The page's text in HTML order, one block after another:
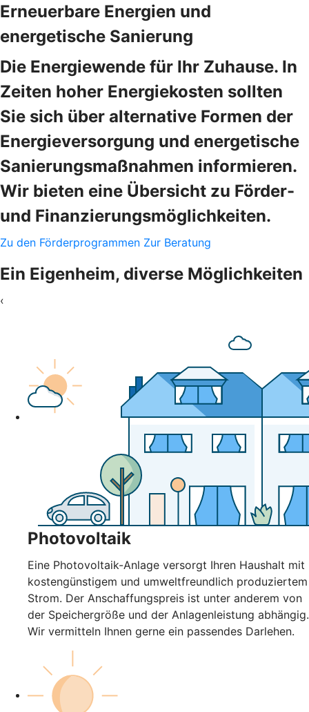
Erneuerbare Energien und
energetische Sanierung
Die Energiewende für Ihr Zuhause. In
Zeiten hoher Energiekosten sollten
Sie sich über alternative Formen der
Energieversorgung und energetische
Sanierungsmaßnahmen informieren.
Wir bieten eine Übersicht zu Förder-
und Finanzierungsmöglichkeiten.
Zu den Förderprogrammen Zur Beratung
Ein Eigenheim, diverse Möglichkeiten
‹
Photovoltaik
Eine Photovoltaik-Anlage versorgt Ihren Haushalt mit
kostengünstigem und umweltfreundlich produziertem
Strom. Der Anschaffungspreis ist unter anderem von
der Speichergröße und der Anlagenleistung abhängig.
Wir vermitteln Ihnen gerne ein passendes Darlehen.